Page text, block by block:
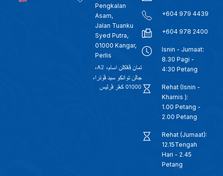
Pengkalan
Asam,
Jalan Tuanku
Syed Putra,
01000 Kangar,
Perlis
+604 979 4439
+604 978 2400
Isnin - Jumaat:
8.30 Pagi -
4:30 Petang
Rehat (Isnin -
Khamis ):
1.00 Petang -
2.00 Petang
Rehat (Jumaat):
12.15Tengah
Hari - 2.45
Petang